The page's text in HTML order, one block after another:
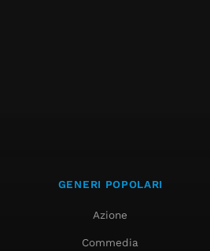
GENERI POPOLARI
Azione
Commedia